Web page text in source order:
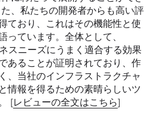
、私たちの開発者からも高い評
ており、これはその機能性と使
っています。全体として、
スニーズにうまく適合する効果
あることが証明されており、作
、当社のインフラストラクチャ
情報を得るための素晴らしいツ
[レビューの全文はこちら]